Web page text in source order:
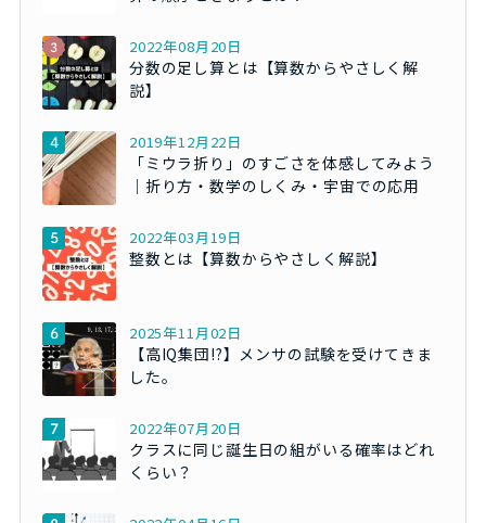
2022年08月20日
分数の足し算とは【算数からやさしく解
説】
2019年12月22日
「ミウラ折り」のすごさを体感してみよう
｜折り方・数学のしくみ・宇宙での応用
2022年03月19日
整数とは【算数からやさしく解説】
2025年11月02日
【高IQ集団!?】メンサの試験を受けてきま
した。
2022年07月20日
クラスに同じ誕生日の組がいる確率はどれ
くらい？